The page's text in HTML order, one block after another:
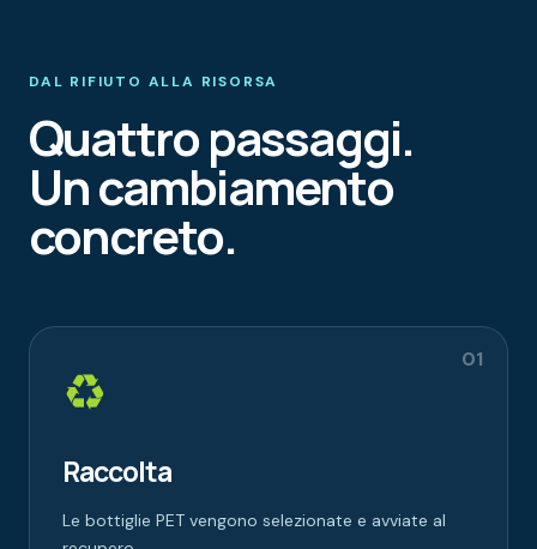
DAL RIFIUTO ALLA RISORSA
Quattro passaggi.
Un cambiamento
concreto.
01
♻
Raccolta
Le bottiglie PET vengono selezionate e avviate al